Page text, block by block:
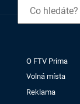
O FTV Prima
Volná místa
Reklama